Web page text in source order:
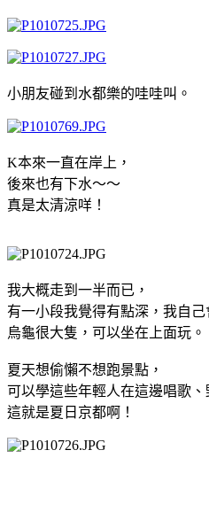
小朋友碰到水都樂的哇哇叫。
K本來一直在岸上，
後來也有下水～～
真是太清涼咩！
我大概走到一半而已，
有一小段我覺得有點深，我自己
烏龜很大隻，可以坐在上面玩。
夏天想偷懶不想跑景點，
可以學這些年輕人在這邊唱歌
這就是夏日京都啊！